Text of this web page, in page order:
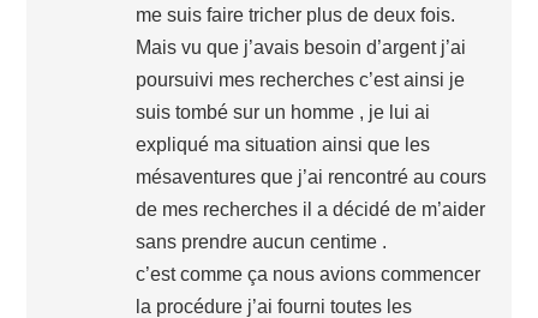
me suis faire tricher plus de deux fois.
Mais vu que j’avais besoin d’argent j’ai
poursuivi mes recherches c’est ainsi je
suis tombé sur un homme , je lui ai
expliqué ma situation ainsi que les
mésaventures que j’ai rencontré au cours
de mes recherches il a décidé de m’aider
sans prendre aucun centime .
c’est comme ça nous avions commencer
la procédure j’ai fourni toutes les